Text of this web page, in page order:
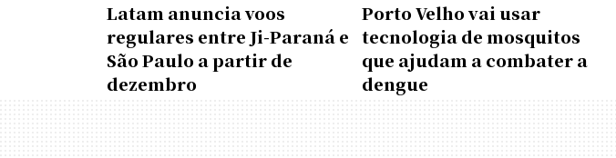
Latam anuncia voos
regulares entre Ji-Paraná e
São Paulo a partir de
dezembro
Porto Velho vai usar
tecnologia de mosquitos
que ajudam a combater a
dengue